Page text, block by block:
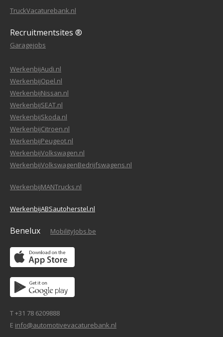
TruckVacaturebank.nl
Recruitmentsites ®
Garagejobs
WerkenbijAudi.nl
WerkenbijOpel.nl
WerkenbijNissan.nl
WerkenbijSEAT.nl
WerkenbijSkoda.nl
WerkenbijCitroen.nl
WerkenbijPeugeot.nl
WerkenbijVolkswagen.nl
WerkenbijVolkswagenBedrijfswagens.nl
WerkenbijMANTrucks.nl
WerkenbijABSautoherstel.nl
Benelux MobilityJobs.be
T +31 78 6209888
E info@automotivevacaturebank.nl